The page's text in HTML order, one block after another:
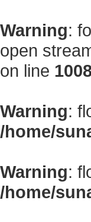
Warning:
open
on line
Warning:
/home/
Warning:
/home/